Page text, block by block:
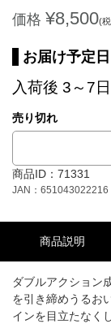
価格 ¥8,500(
お届け予定日
入荷後 3～7日
売り切れ
商品ID：71331
JAN：651043022216
商品説明
ダブルアクション
を引き締めうるお
インを目立たなく